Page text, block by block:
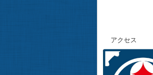
アクセス